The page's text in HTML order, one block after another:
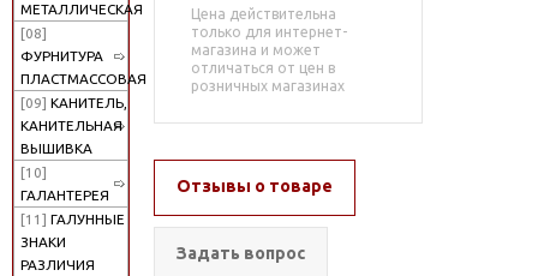
МЕТАЛЛИЧЕСКАЯ
[08]
ФУРНИТУРА
ПЛАСТМАССОВАЯ
[09] КАНИТЕЛЬ,
КАНИТЕЛЬНАЯ
ВЫШИВКА
[10]
ГАЛАНТЕРЕЯ
[11] ГАЛУННЫЕ
ЗНАКИ
РАЗЛИЧИЯ
Цена действительна
только для интернет-
магазина и может
отличаться от цен в
розничных магазинах
Отзывы о товаре
Задать вопрос